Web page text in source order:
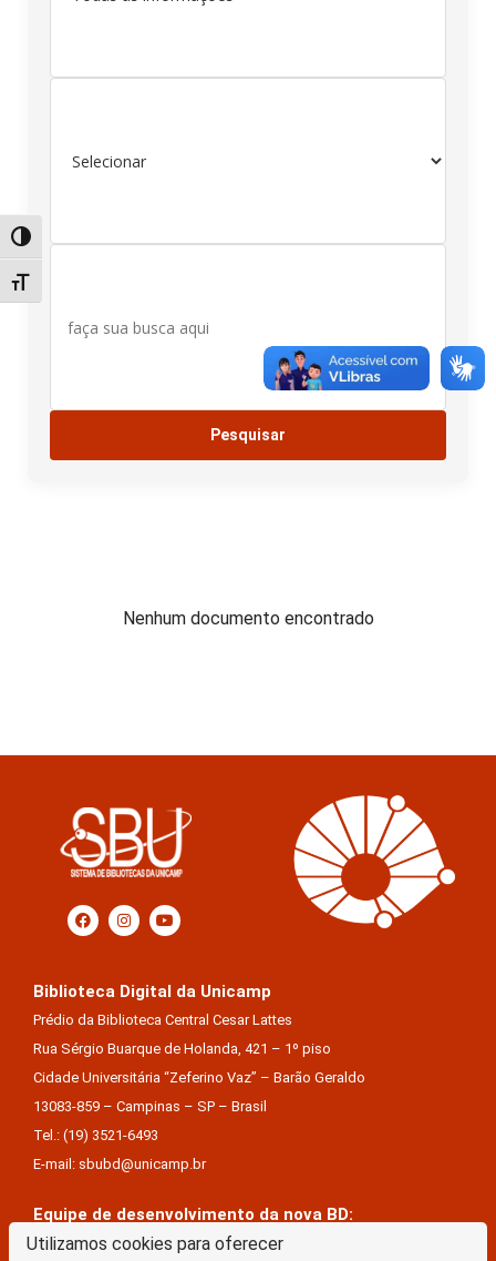
Utilizamos cookies para oferecer
Alternar alto contraste
Alternar tamanho da fonte
Nenhum documento encontrado
Biblioteca Digital da Unicamp
Prédio da Biblioteca Central Cesar Lattes
Rua Sérgio Buarque de Holanda, 421 – 1º piso
Cidade Universitária “Zeferino Vaz” – Barão Geraldo
13083-859 – Campinas – SP – Brasil
Tel.: (19) 3521-6493
E-mail: sbubd@unicamp.br
Equipe de desenvolvimento da nova BD:
Keite Aparecida Duarte